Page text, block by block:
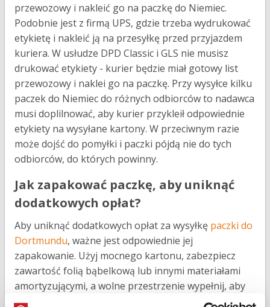
przewozowy i nakleić go na paczkę do Niemiec.
Podobnie jest z firmą UPS, gdzie trzeba wydrukować
etykietę i nakleić ją na przesyłkę przed przyjazdem
kuriera. W usłudze DPD Classic i GLS nie musisz
drukować etykiety - kurier będzie miał gotowy list
przewozowy i naklei go na paczkę. Przy wysyłce kilku
paczek do Niemiec do różnych odbiorców to nadawca
musi doplilnować, aby kurier przykleił odpowiednie
etykiety na wysyłane kartony. W przeciwnym razie
może dojść do pomyłki i paczki pójdą nie do tych
odbiorców, do których powinny.
Jak zapakować paczkę, aby uniknąć
dodatkowych opłat?
Aby uniknąć dodatkowych opłat za wysyłkę paczki do
Dortmundu, ważne jest odpowiednie jej
zapakowanie. Użyj mocnego kartonu, zabezpiecz
zawartość folią bąbelkową lub innymi materiałami
amortyzującymi, a wolne przestrzenie wypełnij, aby
zapobiec przemieszczaniu się przedmiotów. Unikaj